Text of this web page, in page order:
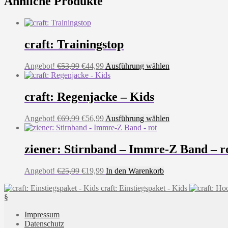
craft: Trainingstop
Angebot! €53,99 Ursprünglicher
Preis
€53,99
€44,99Aktueller
Preis
€44,99.
Ausführung wählen
Die
auf
der
werden
craft: Regenjacke – Kids
Angebot! €69,99 Ursprünglicher
Preis
€69,99
€56,99Aktueller
Preis
€56,99.
Ausführung wählen
mehrere
Varianten
Optionen
können
ziener: Stirnband – Immre-Z Band –
Angebot! €25,99 Ursprünglicher
war:
€19,99Aktueller
ist:
In den Warenkorb
craft: Einstiegspaket - Kids
§
Impressum
Datenschutz